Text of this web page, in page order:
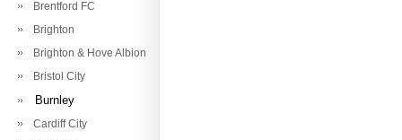
Brentford FC
Brighton
Brighton & Hove Albion
Bristol City
Burnley
Cardiff City